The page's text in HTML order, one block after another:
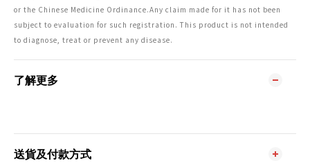
or the Chinese Medicine Ordinance.Any claim made for it has not been
subject to evaluation for such registration. This product is not intended
to diagnose, treat or prevent any disease.
了解更多
送貨及付款方式